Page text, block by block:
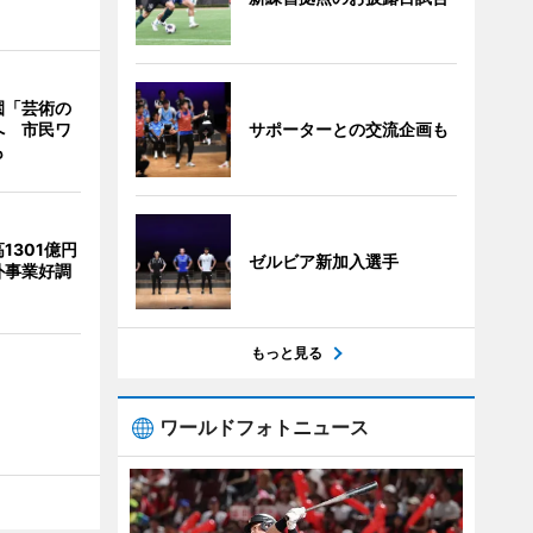
「芸術の
市民ワ
1301億円
業好調
サポーターとの交流企画も
ゼルビア新加入選手
もっと見る
ワールドフォトニュース